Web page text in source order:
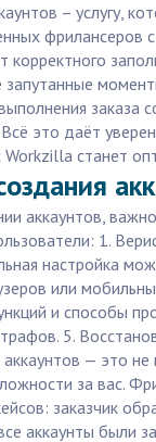
– услугу,
фрилансеров
корректного
заказа
это даёт
станет
аккаунтов,
1.
настройка
или
и способы
5.
— это не
за вас.
заказчик
аккаунты были